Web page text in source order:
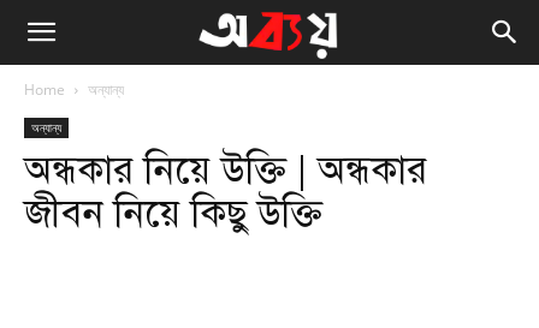
Home অন্যান্য
অন্যান্য
অন্ধকার নিয়ে উক্তি | অন্ধকার
জীবন নিয়ে কিছু উক্তি